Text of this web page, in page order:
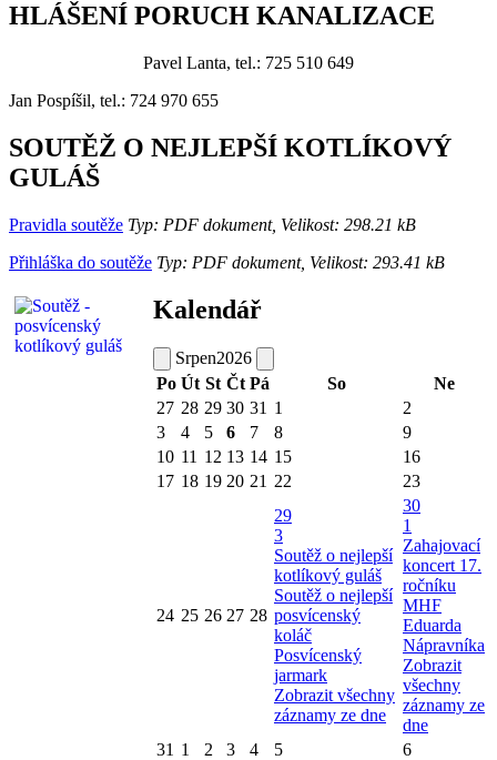
HLÁŠENÍ PORUCH KANALIZACE
Pavel Lanta, tel.: 725 510 649
Jan Pospíšil, tel.: 724 970 655
SOUTĚŽ O NEJLEPŠÍ KOTLÍKOVÝ
GULÁŠ
Pravidla soutěže Typ: PDF dokument, Velikost: 298.21 kB
Přihláška do soutěže Typ: PDF dokument, Velikost: 293.41 kB
Kalendář
Srpen2026
Po Út St Čt Pá So
Ne
27 28 29 30 31 1
2
3
4 5 6 7 8
9
10 11 12 13 14 15
16
17 18 19 20 21 22 23
24 25 26 27 28
29
3
Soutěž o nejlepší
kotlíkový guláš
Soutěž o nejlepší
posvícenský
koláč
Posvícenský
jarmark
Zobrazit všechny
záznamy ze dne
30
1
Zahajovací
koncert 17.
ročníku
MHF
Eduarda
Nápravníka
Zobrazit
všechny
záznamy ze
dne
31 1 2 3 4 5 6